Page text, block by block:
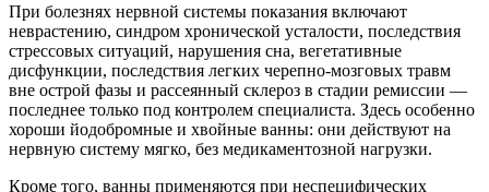
При болезнях нервной системы показания включают
неврастению, синдром хронической усталости, последствия
стрессовых ситуаций, нарушения сна, вегетативные
дисфункции, последствия легких черепно-мозговых травм
вне острой фазы и рассеянный склероз в стадии ремиссии —
последнее только под контролем специалиста. Здесь особенно
хороши йодобромные и хвойные ванны: они действуют на
нервную систему мягко, без медикаментозной нагрузки.
Кроме того, ванны применяются при неспецифических